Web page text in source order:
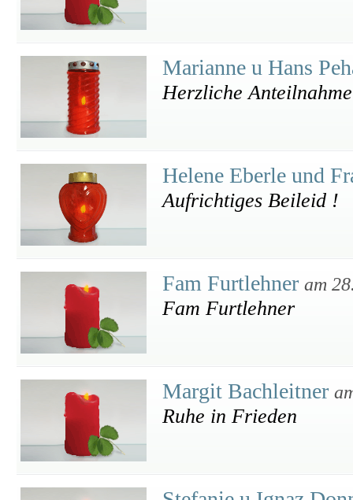
Marianne u Hans
Herzliche
Helene Eberle und
Aufrichtiges Beileid !
Fam Furtlehner am
Fam Furtlehner
Margit Bachleitner
Ruhe in Frieden